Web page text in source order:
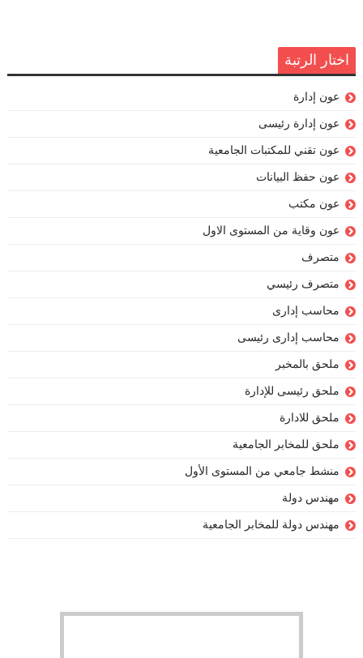
اختار الرتبة
عون إدارة
عون إدارة رئيسى
عون تقني للمكتبات الجامعية
عون حفظ البيانات
عون مكتب
عون وقاية من المستوى الاول
متصرف
متصرف رئيسي
محاسب إدارى
محاسب إدارى رئيسى
ملحق بالمخبر
ملحق رئيسى للإدارة
ملحق للادارة
ملحق للمخابر الجامعية
منشط جامعي من المستوى الأول
مهندس دولة
مهندس دولة للمخابر الجامعية